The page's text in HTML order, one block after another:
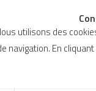
utilisons des
navigation. En